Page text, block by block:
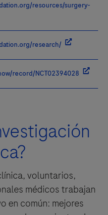
resources/surgery-
research/
record/NCT02394028
voluntarios,
médicos trabajan
en común: mejores